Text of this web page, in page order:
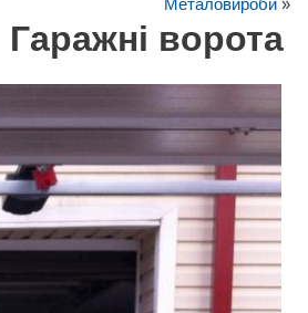
Металовироби »
Гаражні ворота